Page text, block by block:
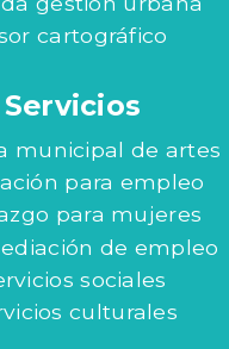
cartográfico
Servicios
municipal de artes
para empleo
para mujeres
de empleo
sociales
culturales